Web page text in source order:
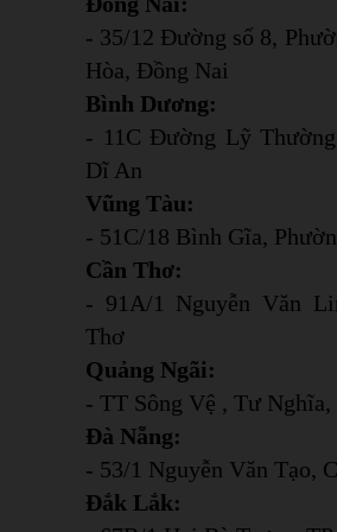
- 35/12 Đường số 8,
Hòa, Đồng Nai
Bình Dương:
- 11C Đường Lỹ
Dĩ An
Vũng Tàu:
- 51C/18 Bình Gĩa,
Cần Thơ:
- 91A/1 Nguyễn Văn
Thơ
Quảng Ngãi:
- TT Sông Vệ , Tư Nghĩa,
Đà Nẵng:
- 53/1 Nguyễn Văn Tạo,
Đắk Lắk: